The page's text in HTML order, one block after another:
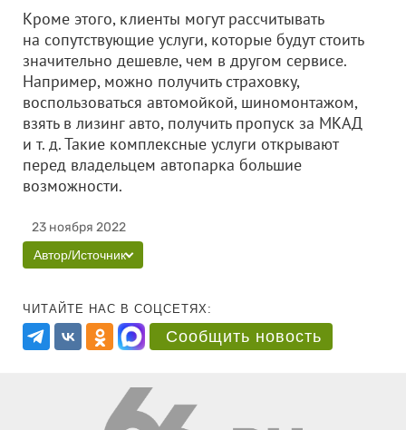
Кроме этого, клиенты могут рассчитывать
на сопутствующие услуги, которые будут стоить
значительно дешевле, чем в другом сервисе.
Например, можно получить страховку,
воспользоваться автомойкой, шиномонтажом,
взять в лизинг авто, получить пропуск за МКАД
и т. д. Такие комплексные услуги открывают
перед владельцем автопарка большие
возможности.
23 ноября 2022
Автор/Источник
ЧИТАЙТЕ НАС В СОЦСЕТЯХ:
Сообщить новость